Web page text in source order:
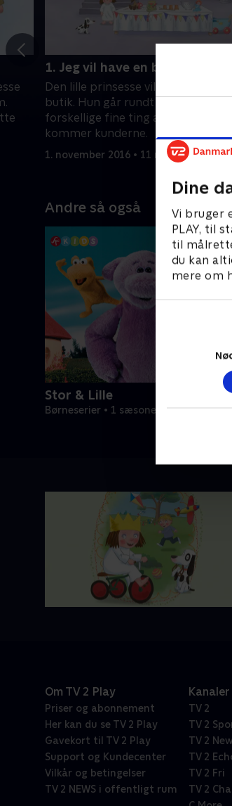
Dine
Vi bruger
PLAY, til
til
du kan
mere om
1. Jeg vil have en butik!
Den lille prinsesse vil lave sin egen
butik. Hun går rundt og finder
forskellige fine ting at sælge, og
kommer kunderne.
1. november 2016 • 11 min
Andre så også
Stor & Lille
Børneserier • 1 sæsoner
Om TV 2 Play
Priser og abonnement
Her kan du se TV 2 Play
Gavekort til TV 2 Play
Support og Kundecenter
Vilkår og betingelser
TV 2 NEWS i offentligt rum
Kanaler
TV 2
TV 2
TV 2
TV 2
TV 2 Fri
TV 2